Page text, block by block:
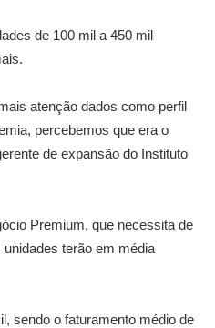
de 100 mil a 450 mil
atenção dados como perfil
percebemos que era o
de expansão do Instituto
Premium, que necessita de
terão em média
sendo o faturamento médio de